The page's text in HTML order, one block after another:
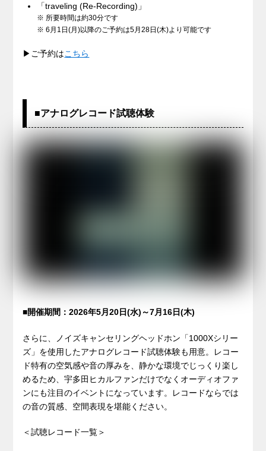
「traveling (Re-Recording)」
※ 所要時間は約30分です
※ 6月1日(月)以降のご予約は5月28日(木)より可能です
▶ご予約はこちら
■アナログレコード試聴体験
■開催期間：2026年5月20日(水)～7月16日(木)
さらに、ノイズキャンセリングヘッドホン「1000Xシリー
ズ」を使用したアナログレコード試聴体験も用意。レコー
ド特有の空気感や音の厚みを、静かな環境でじっくり楽し
めるため、宇多田ヒカルファンだけでなくオーディオファ
ンにも注目のイベントになっています。レコードならでは
の音の質感、空間表現を堪能ください。
＜試聴レコード一覧＞